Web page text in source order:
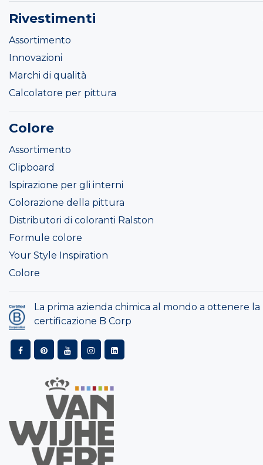
Rivestimenti
Assortimento
Innovazioni
Marchi di qualità
Calcolatore per pittura
Colore
Assortimento
Clipboard
Ispirazione per gli interni
Colorazione della pittura
Distributori di coloranti Ralston
Formule colore
Your Style Inspiration
Colore
La prima azienda chimica al mondo a ottenere la
certificazione B Corp